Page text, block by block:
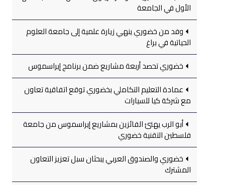
الأول في الجامعة
وفد من خضوري ينهي زيارة علمية إلى جامعة العلوم
الحياتية في براغ
خضوري تحصد أربعة مشاريع ضمن برنامج إيراسموس
عمادة التعليم التكاملي بخضوري توقع اتفاقية تعاون
مع شركة كيا للسيارات
أبو الرب يهنئ الفائزين بمشاريع إيراسموس من جامعة
فلسطين التقنية خضوري
خضوري والصندوق العربي يبحثان سبل تعزيز التعاون
المشترك